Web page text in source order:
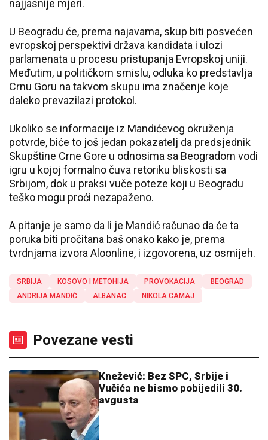
najjasnije mjeri.
U Beogradu će, prema najavama, skup biti posvećen
evropskoj perspektivi država kandidata i ulozi
parlamenata u procesu pristupanja Evropskoj uniji.
Međutim, u političkom smislu, odluka ko predstavlja
Crnu Goru na takvom skupu ima značenje koje
daleko prevazilazi protokol.
Ukoliko se informacije iz Mandićevog okruženja
potvrde, biće to još jedan pokazatelj da predsjednik
Skupštine Crne Gore u odnosima sa Beogradom vodi
igru u kojoj formalno čuva retoriku bliskosti sa
Srbijom, dok u praksi vuče poteze koji u Beogradu
teško mogu proći nezapaženo.
A pitanje je samo da li je Mandić računao da će ta
poruka biti pročitana baš onako kako je, prema
tvrdnjama izvora Aloonline, i izgovorena, uz osmijeh.
SRBIJA KOSOVO I METOHIJA PROVOKACIJA
BEOGRAD
ANDRIJA MANDIĆ
ALBANAC NIKOLA CAMAJ
Povezane vesti
Knežević: Bez SPC, Srbije i
Vučića ne bismo pobijedili 30.
avgusta